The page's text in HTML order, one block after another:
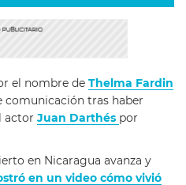
el nombre de Thelma Fardin
comunicación tras haber
actor Juan Darthés por
en Nicaragua avanza y
en un video cómo vivió